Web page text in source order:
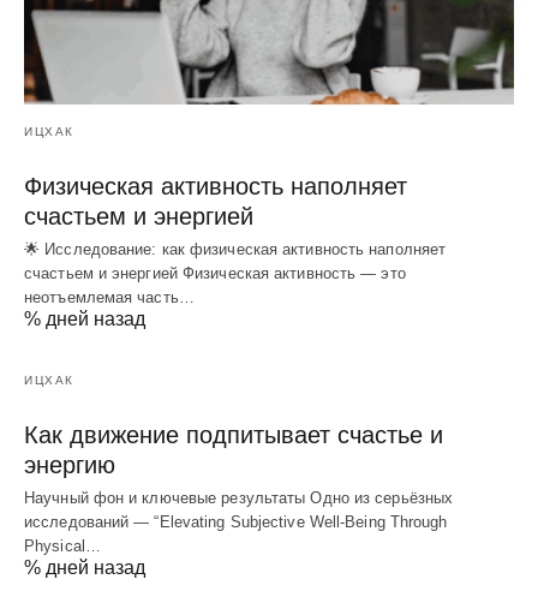
ИЦХАК
Физическая активность наполняет
счастьем и энергией
🌟 Исследование: как физическая активность наполняет
счастьем и энергией Физическая активность — это
неотъемлемая часть…
% дней назад
ИЦХАК
Как движение подпитывает счастье и
энергию
Научный фон и ключевые результаты Одно из серьёзных
исследований — “Elevating Subjective Well‑Being Through
Physical…
% дней назад